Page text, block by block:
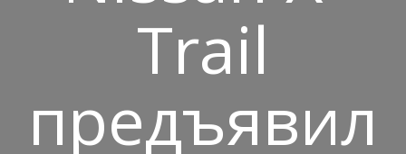
Trail
предъявил